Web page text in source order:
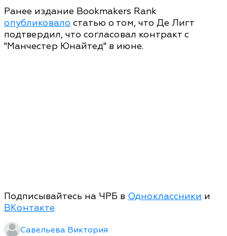
Ранее издание Bookmakers Rank
опубликовало статью о том, что Де Лигт
подтвердил, что согласовал контракт с
"Манчестер Юнайтед" в июне.
Подписывайтесь на ЧРБ в Одноклассники и
ВКонтакте
Савельева Виктория